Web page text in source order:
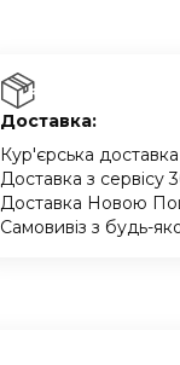
Доставка:
Кур'єрська
Доставка з сервісу
Доставка Новою
Самовивіз з будь-